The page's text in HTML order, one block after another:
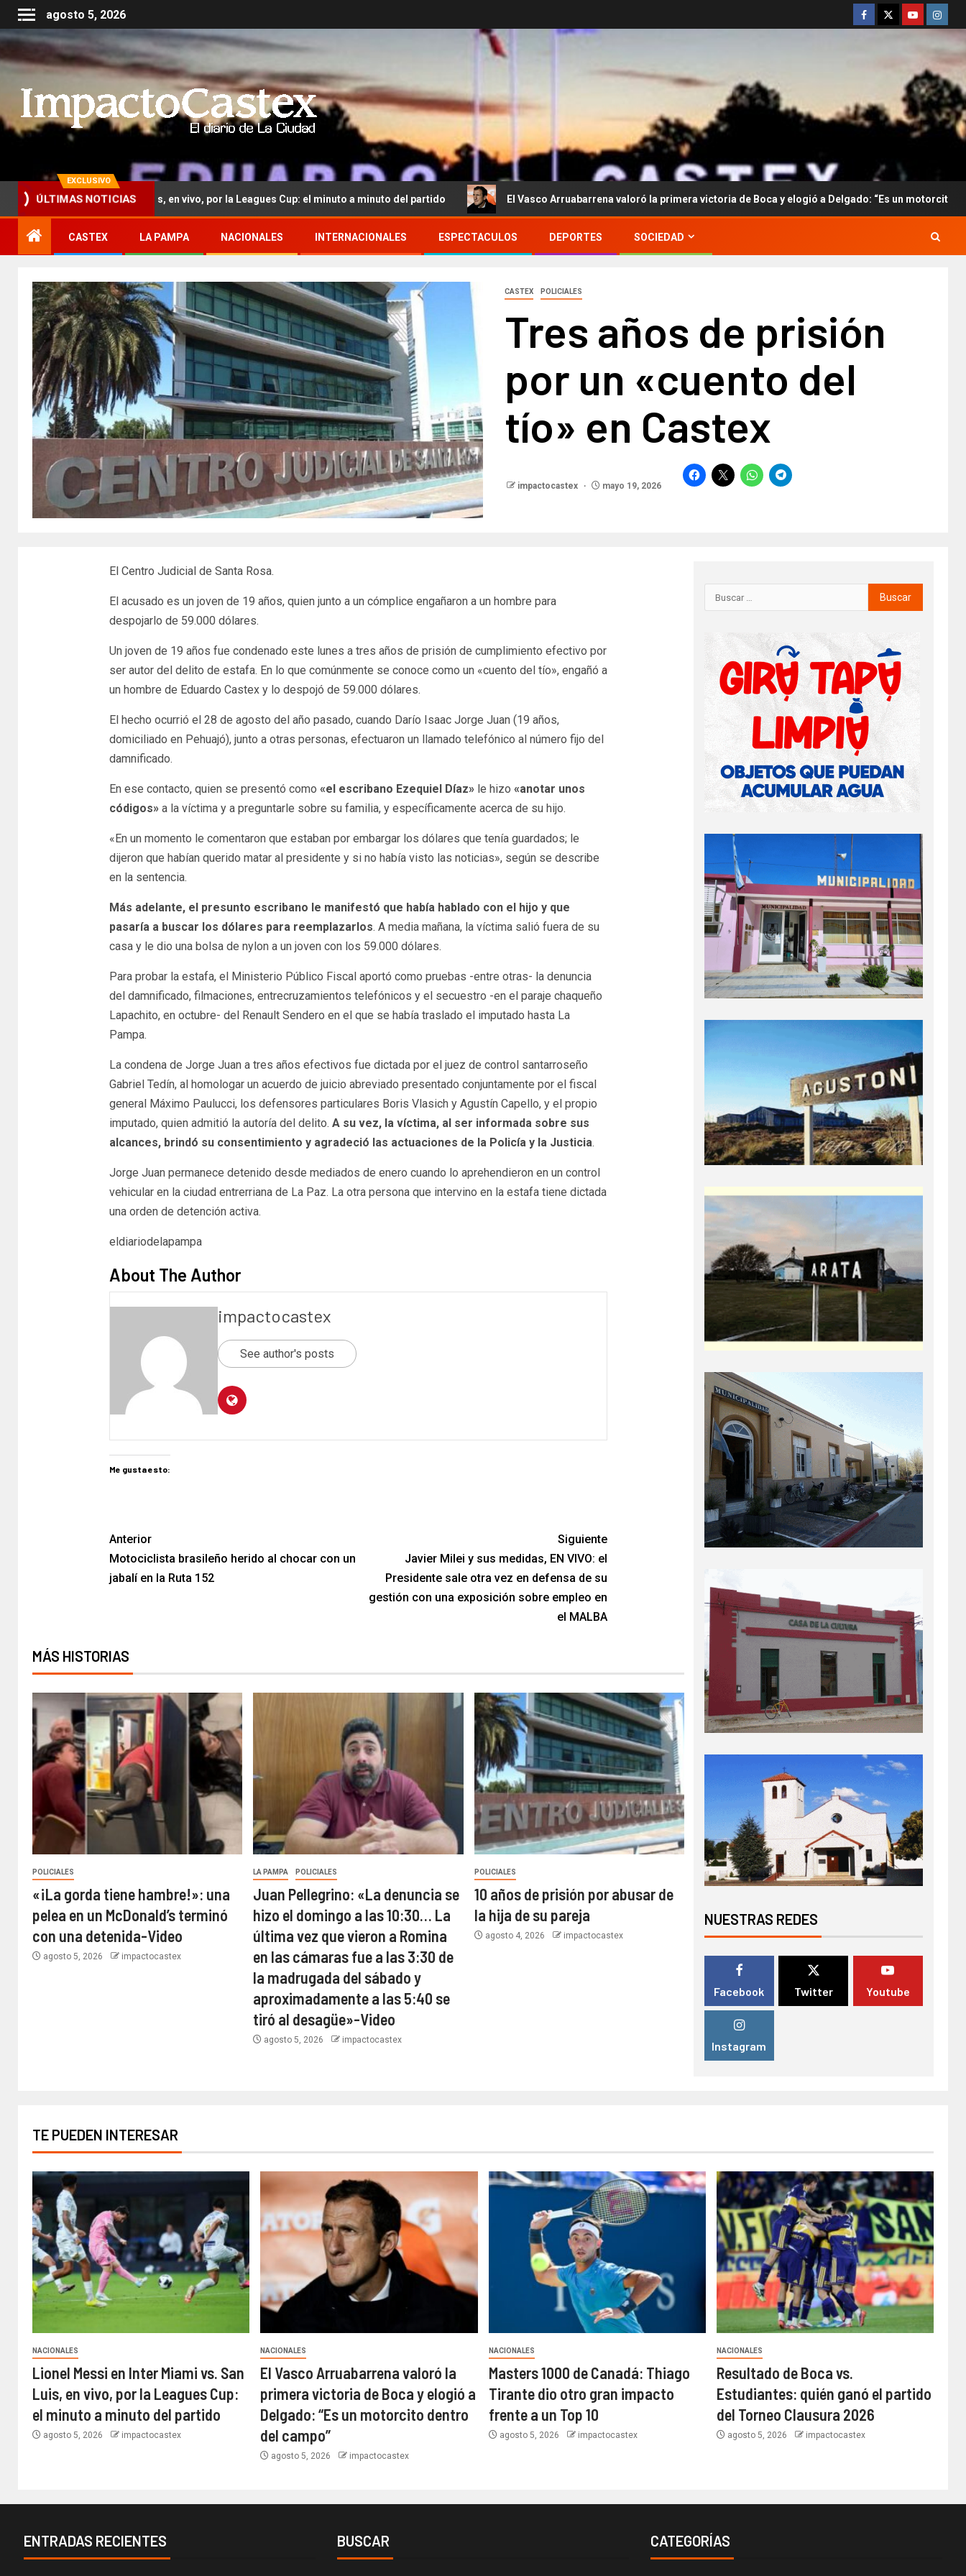
agosto 5, 2026
EXCLUSIVO
ÚLTIMAS NOTICIAS
vs. San Luis, en vivo, por la Leagues Cup: el minuto a minuto del partido El Vasco Arruabarrena valoró la primera victoria de Boca y elogió a Delgado: “Es un motorcito dentro del
CASTEX LA PAMPA NACIONALES INTERNACIONALES ESPECTACULOS DEPORTES SOCIEDAD
CASTEX POLICIALES
Tres años de prisión
por un «cuento del
tío» en Castex
impactocastex mayo 19, 2026
El Centro Judicial de Santa Rosa.
El acusado es un joven de 19 años, quien junto a un cómplice engañaron a un hombre para
despojarlo de 59.000 dólares.
Un joven de 19 años fue condenado este lunes a tres años de prisión de cumplimiento efectivo por
ser autor del delito de estafa. En lo que comúnmente se conoce como un «cuento del tío», engañó a
un hombre de Eduardo Castex y lo despojó de 59.000 dólares.
El hecho ocurrió el 28 de agosto del año pasado, cuando Darío Isaac Jorge Juan (19 años,
domiciliado en Pehuajó), junto a otras personas, efectuaron un llamado telefónico al número fijo del
damnificado.
En ese contacto, quien se presentó como «el escribano Ezequiel Díaz»le hizo «anotar unos
códigos»a la víctima y a preguntarle sobre su familia, y específicamente acerca de su hijo.
«En un momento le comentaron que estaban por embargar los dólares que tenía guardados; le
dijeron que habían querido matar al presidente y si no había visto las noticias», según se describe
en la sentencia.
Más adelante, el presunto escribano le manifestó que había hablado con el hijo y que
pasaría a buscar los dólares para reemplazarlos. A media mañana, la víctima salió fuera de su
casa y le dio una bolsa de nylon a un joven con los 59.000 dólares.
Para probar la estafa, el Ministerio Público Fiscal aportó como pruebas -entre otras- la denuncia
del damnificado, filmaciones, entrecruzamientos telefónicos y el secuestro -en el paraje chaqueño
Lapachito, en octubre- del Renault Sendero en el que se había traslado el imputado hasta La
Pampa.
La condena de Jorge Juan a tres años efectivos fue dictada por el juez de control santarroseño
Gabriel Tedín, al homologar un acuerdo de juicio abreviado presentado conjuntamente por el fiscal
general Máximo Paulucci, los defensores particulares Boris Vlasich y Agustín Capello, y el propio
imputado, quien admitió la autoría del delito. A su vez, la víctima, al ser informada sobre sus
alcances, brindó su consentimiento y agradeció las actuaciones de la Policía y la Justicia.
Jorge Juan permanece detenido desde mediados de enero cuando lo aprehendieron en un control
vehicular en la ciudad entrerriana de La Paz. La otra persona que intervino en la estafa tiene dictada
una orden de detención activa.
eldiariodelapampa
About The Author
impactocastex
See author's posts
Me gusta esto:
Anterior
Motociclista brasileño herido al chocar con un
jabalí en la Ruta 152
Siguiente
Javier Milei y sus medidas, EN VIVO: el
Presidente sale otra vez en defensa de su
gestión con una exposición sobre empleo en
el MALBA
MÁS HISTORIAS
POLICIALES
«¡La gorda tiene hambre!»: una
pelea en un McDonald’s terminó
con una detenida-Video
agosto 5, 2026 impactocastex
LA PAMPA POLICIALES
Juan Pellegrino: «La denuncia se
hizo el domingo a las 10:30… La
última vez que vieron a Romina
en las cámaras fue a las 3:30 de
la madrugada del sábado y
aproximadamente a las 5:40 se
tiró al desagüe»-Video
agosto 5, 2026 impactocastex
POLICIALES
10 años de prisión por abusar de
la hija de su pareja
agosto 4, 2026 impactocastex
NUESTRAS REDES
Facebook Twitter Youtube
Instagram
TE PUEDEN INTERESAR
NACIONALES
Lionel Messi en Inter Miami vs. San
Luis, en vivo, por la Leagues Cup:
el minuto a minuto del partido
agosto 5, 2026 impactocastex
NACIONALES
El Vasco Arruabarrena valoró la
primera victoria de Boca y elogió a
Delgado: “Es un motorcito dentro
del campo”
agosto 5, 2026 impactocastex
NACIONALES
Masters 1000 de Canadá: Thiago
Tirante dio otro gran impacto
frente a un Top 10
agosto 5, 2026 impactocastex
NACIONALES
Resultado de Boca vs.
Estudiantes: quién ganó el partido
del Torneo Clausura 2026
agosto 5, 2026 impactocastex
ENTRADAS RECIENTES BUSCAR CATEGORÍAS